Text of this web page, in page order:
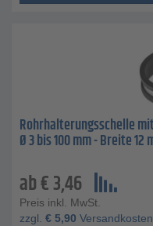
Rohrhalterungsschelle
Ø 3 bis 100 mm - Breite 12
ab€3,46
Preis inkl. MwSt.
zzgl. € 5,90 Versandkosten